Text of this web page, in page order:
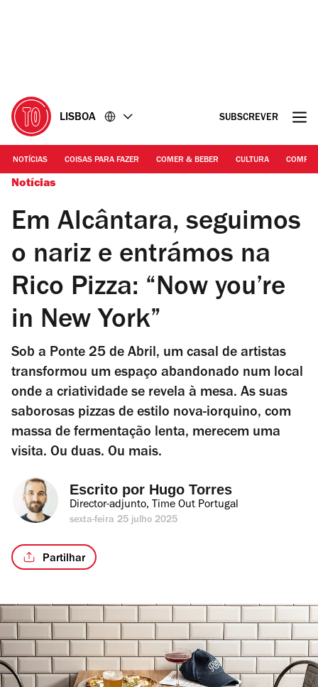
LISBOA SUBSCREVER
NOTÍCIAS COISAS PARA FAZER COMER & BEBER CULTURA
Notícias
Em Alcântara, seguimos
o nariz e entrámos na
Rico Pizza: “Now you’re
in New York”
Sob a Ponte 25 de Abril, um casal de artistas
transformou um espaço abandonado num local
onde a criatividade se revela à mesa. As suas
saborosas pizzas de estilo nova-iorquino, com
massa de fermentação lenta, merecem uma
visita. Ou duas. Ou mais.
Escrito por Hugo Torres
Director-adjunto, Time Out Portugal
sexta-feira 25 julho 2025
Partilhar